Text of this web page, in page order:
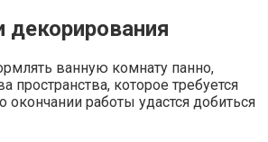
декорирования
ванную комнату панно,
пространства, которое требуется
окончании работы удастся добиться